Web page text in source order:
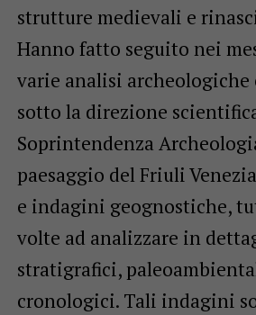
strutture medievali e
Hanno fatto seguito nei
varie analisi archeologiche
sotto la direzione
Soprintendenza
paesaggio del Friuli
e indagini geognostiche,
volte ad analizzare in
stratigrafici,
cronologici. Tali indagini